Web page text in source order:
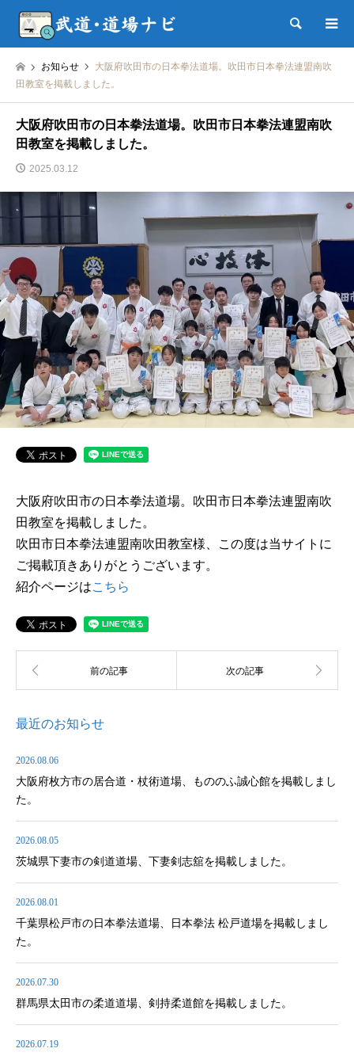
検索
お知らせ
大阪府吹田市の日本拳法道場。吹田市日本拳法連盟南吹
田教室を掲載しました。
大阪府吹田市の日本拳法道場。吹田市日本拳法連盟南吹
田教室を掲載しました。
2025.03.12
大阪府吹田市の日本拳法道場。吹田市日本拳法連盟南吹
田教室を掲載しました。
吹田市日本拳法連盟南吹田教室様、この度は当サイトに
ご掲載頂きありがとうございます。
紹介ページはこちら
最近のお知らせ
2026.08.06
大阪府枚方市の居合道・杖術道場、もののふ誠心館を掲載しまし
た。
2026.08.05
茨城県下妻市の剣道道場、下妻剣志舘を掲載しました。
2026.08.01
千葉県松戸市の日本拳法道場、日本拳法 松戸道場を掲載しまし
た。
2026.07.30
群馬県太田市の柔道道場、剣持柔道館を掲載しました。
2026.07.19